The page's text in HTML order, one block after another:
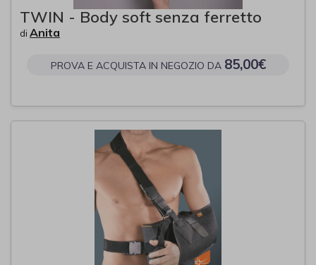
TWIN - Body soft senza ferretto
di Anita
PROVA E ACQUISTA IN NEGOZIO DA 85,00€